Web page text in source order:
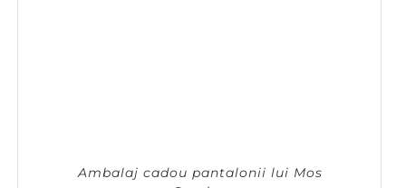
Ambalaj cadou pantalonii lui Mos